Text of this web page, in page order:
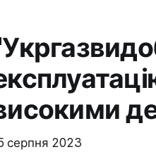
серпня 2023